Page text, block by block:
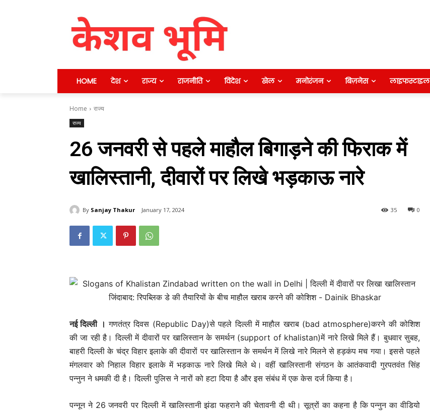
HOME देश राज्य राजनीति विदेश खेल मनोरंजन बिज़नेस लाइफस्टाइल
Home राज्य
राज्य
26 जनवरी से पहले माहौल बिगाड़ने की फिराक में
खालिस्‍तानी, दीवारों पर लिखे भड़काऊ नारे
By Sanjay Thakur January 17, 2024 0
35
नई दिल्‍ली । गणतंत्र दिवस (Republic Day)से पहले दिल्ली में माहौल खराब (bad atmosphere)करने की कोशिश
की जा रही है। दिल्ली में दीवारों पर खालिस्तान के समर्थन (support of khalistan)में नारे लिखे मिले हैं। बुधवार सुबह,
बाहरी दिल्ली के चंद्र विहार इलाके की दीवारों पर खालिस्तान के समर्थन में लिखे नारे मिलने से हड़कंप मच गया। इससे पहले
मंगलवार को निहाल विहार इलाके में भड़काऊ नारे लिखे मिले थे। वहीं खालिस्तानी संगठन के आतंकवादी गुरपतवंत सिंह
पन्नुन ने धमकी दी है। दिल्ली पुलिस ने नारों को हटा दिया है और इस संबंध में एक केस दर्ज किया है।
पन्नून ने 26 जनवरी पर दिल्ली में खालिस्तानी झंडा फहराने की चेतावनी दी थी। सूत्रों का कहना है कि पन्नुन का वीडियो
रहे; SC ने खूब सुनाया और दिया बड़ा फैसला
Sanjay Thakur - August 5, 2024